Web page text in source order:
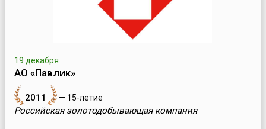
19 декабря
АО «Павлик»
2011 — 15-летие
Российская золотодобывающая компания